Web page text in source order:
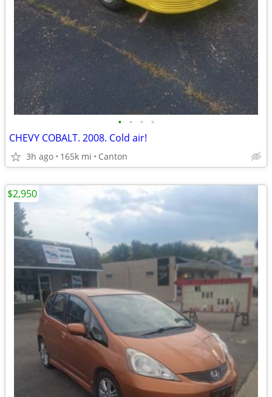
• • • •
CHEVY COBALT. 2008. Cold air!
3h ago 165k mi Canton
$2,950